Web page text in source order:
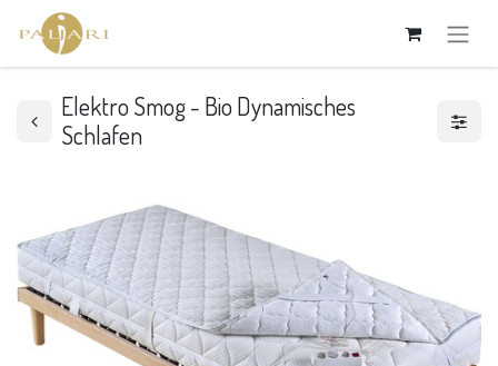
Elektro Smog - Bio Dynamisches
Schlafen